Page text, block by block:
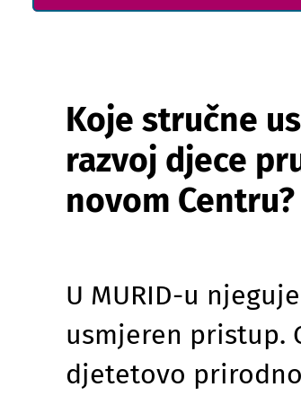
Koje stručne
razvoj djece
novom Centru?
U MURID-u
usmjeren pristup.
djetetovo